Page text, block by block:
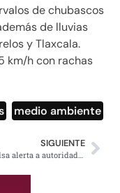
de chubascos
de lluvias
y Tlaxcala.
km/h con rachas
medio ambiente
SIGUIENTE